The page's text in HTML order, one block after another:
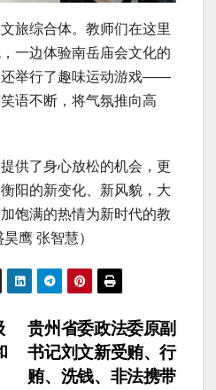
旅综合体。教师们在这里
一边体验南岳庙会文化的
还举行了趣味运动游戏——
语不断，将气氛推向高
供了身心放松的机会，更
阳的新变化、新风貌，大
饱满的热情为新时代的教
鹰 张智慧）
贵州省委政法委原副
书记刘文新受贿、行
贿、洗钱、非法携带